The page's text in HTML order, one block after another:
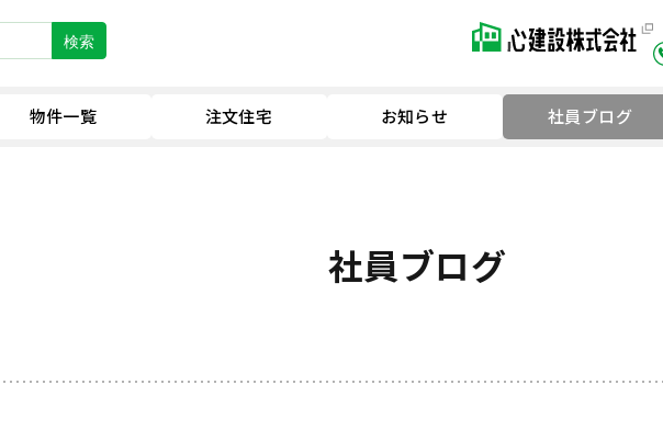
検索
物件一覧 注文住宅 お知らせ 社員ブログ
社員ブログ